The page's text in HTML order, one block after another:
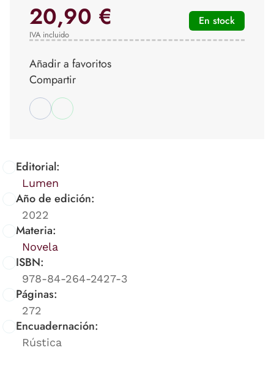
Editorial:
Lumen
Año de edición:
2022
Materia:
Novela
ISBN:
978-84-264-2427-3
Páginas:
272
Encuadernación:
Rústica
20,90 €
IVA incluido
En stock
Añadir a favoritos
Compartir